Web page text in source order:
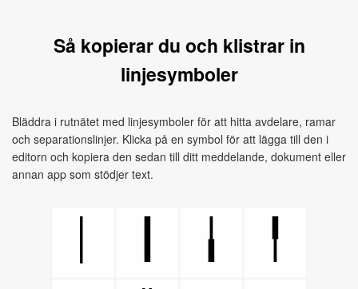
Så kopierar du och klistrar in
linjesymboler
Bläddra i rutnätet med linjesymboler för att hitta avdelare, ramar
och separationslinjer. Klicka på en symbol för att lägga till den i
editorn och kopiera den sedan till ditt meddelande, dokument eller
annan app som stödjer text.
╽
╿